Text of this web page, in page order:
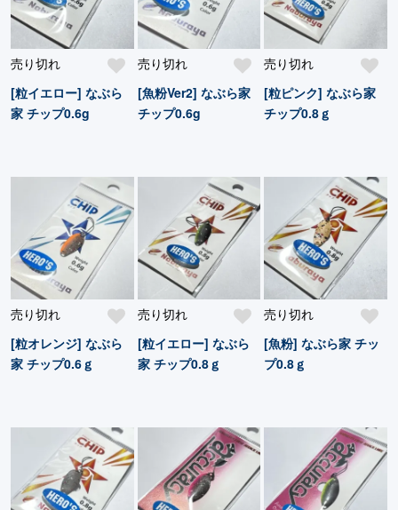
売り切れ
[粒イエロー] なぶら
家 チップ0.6g
売り切れ
[魚粉Ver2] なぶら家
チップ0.6g
売り切れ
[粒ピンク] なぶら家
チップ0.8ｇ
売り切れ
[粒オレンジ] なぶら
家 チップ0.6ｇ
売り切れ
[粒イエロー] なぶら
家 チップ0.8ｇ
売り切れ
[魚粉] なぶら家 チッ
プ0.8ｇ